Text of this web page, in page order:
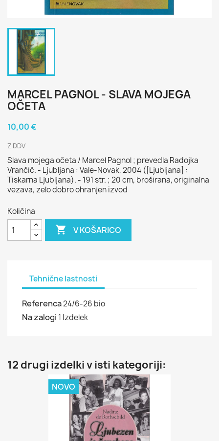
MARCEL PAGNOL - SLAVA MOJEGA
OČETA
10,00 €
Z DDV
Slava mojega očeta / Marcel Pagnol ; prevedla Radojka
Vrančič. - Ljubljana : Vale-Novak, 2004 ([Ljubljana] :
Tiskarna Ljubljana). - 191 str. ; 20 cm, broširana, originalna
vezava, zelo dobro ohranjen izvod
Količina
 V KOŠARICO
Tehnične lastnosti
Referenca24/6-26 bio
Na zalogi 1 Izdelek
12 drugi izdelki v isti kategoriji:
NOVO